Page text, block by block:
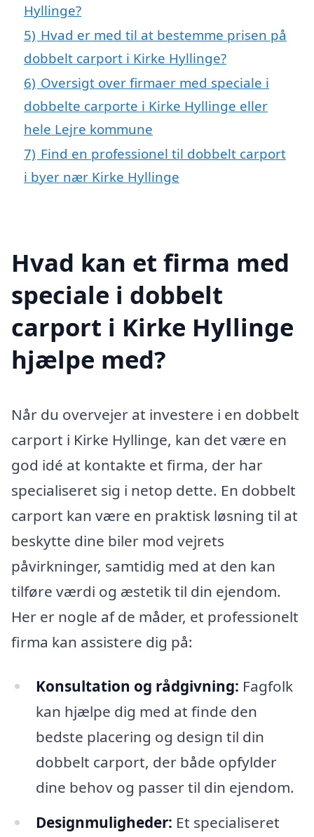
Hyllinge?
5) Hvad er med til at bestemme prisen på
dobbelt carport i Kirke Hyllinge?
6) Oversigt over firmaer med speciale i
dobbelte carporte i Kirke Hyllinge eller
hele Lejre kommune
7) Find en professionel til dobbelt carport
i byer nær Kirke Hyllinge
Hvad kan et firma med
speciale i dobbelt
carport i Kirke Hyllinge
hjælpe med?
Når du overvejer at investere i en dobbelt
carport i Kirke Hyllinge, kan det være en
god idé at kontakte et firma, der har
specialiseret sig i netop dette. En dobbelt
carport kan være en praktisk løsning til at
beskytte dine biler mod vejrets
påvirkninger, samtidig med at den kan
tilføre værdi og æstetik til din ejendom.
Her er nogle af de måder, et professionelt
firma kan assistere dig på:
Konsultation og rådgivning: Fagfolk
kan hjælpe dig med at finde den
bedste placering og design til din
dobbelt carport, der både opfylder
dine behov og passer til din ejendom.
Designmuligheder: Et specialiseret